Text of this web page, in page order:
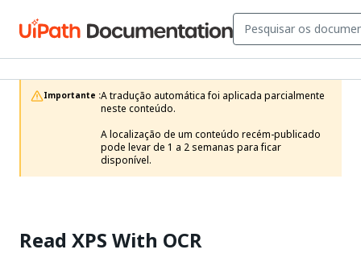
Importante :A tradução automática foi aplicada parcialmente
neste conteúdo.
A localização de um conteúdo recém-publicado
pode levar de 1 a 2 semanas para ficar
disponível.
Read XPS With OCR